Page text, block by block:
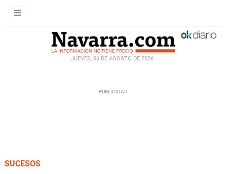
JUEVES, 06 DE AGOSTO DE 2026
SUCESOS